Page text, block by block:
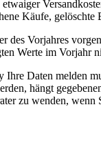
Käufe,
des Vorjahres
Werte im Vorjahr
Daten melden
hängt
zu wenden,